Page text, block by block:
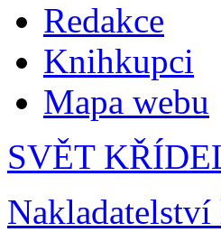
Redakce
Knihkupci
Mapa webu
SVĚT